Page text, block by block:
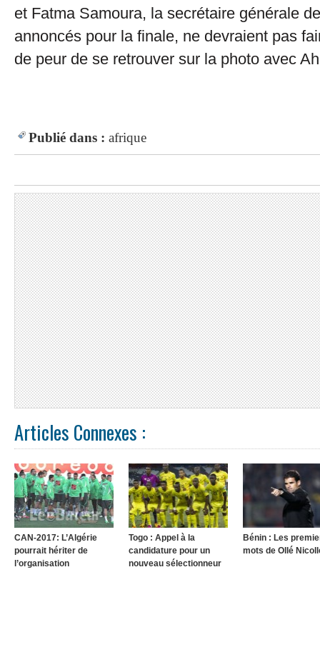
et Fatma Samoura, la secrétaire générale
annoncés pour la finale, ne devraient pas
de peur de se retrouver sur la photo avec
Publié dans : afrique
Articles Connexes :
CAN-2017: L’Algérie
pourrait hériter de
l’organisation
Togo : Appel à la
candidature pour un
nouveau sélectionneur
Bénin : Les
mots de Ollé